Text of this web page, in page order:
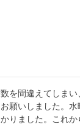
を間違えてしま
願いしました。
りました。これ